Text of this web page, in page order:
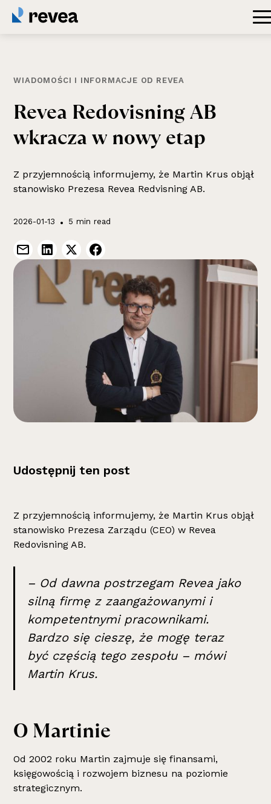
WIADOMOŚCI I INFORMACJE OD REVEA
Revea Redovisning AB
wkracza w nowy etap
Z przyjemnością informujemy, że Martin Krus objął
stanowisko Prezesa Revea Redvisning AB.
2026-01-13 • 5 min read
Udostępnij ten post
Z przyjemnością informujemy, że Martin Krus objął
stanowisko Prezesa Zarządu (CEO) w Revea
Redovisning AB.
– Od dawna postrzegam Revea jako
silną firmę z zaangażowanymi i
kompetentnymi pracownikami.
Bardzo się cieszę, że mogę teraz
być częścią tego zespołu – mówi
Martin Krus.
O Martinie
Od 2002 roku Martin zajmuje się finansami,
księgowością i rozwojem biznesu na poziomie
strategicznym.